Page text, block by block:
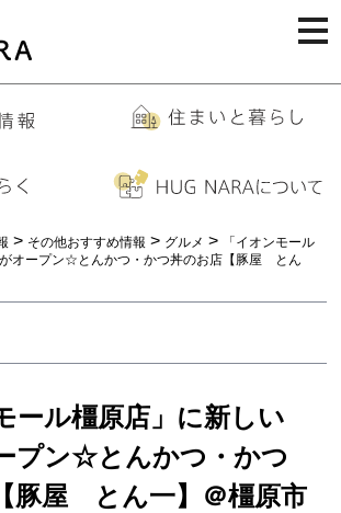
> その他おすすめ情報 > グルメ >
「イオンモール
オープン☆とんかつ・かつ丼のお店【豚屋 とん
ール橿原店」に新しい
プン☆とんかつ・かつ
豚屋 とん一】＠橿原市